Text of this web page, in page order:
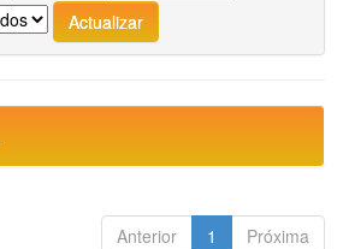
Anterior 1 Próxima